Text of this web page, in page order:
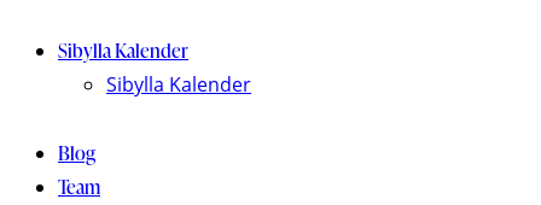
Sibylla Kalender
Sibylla Kalender
Blog
Team